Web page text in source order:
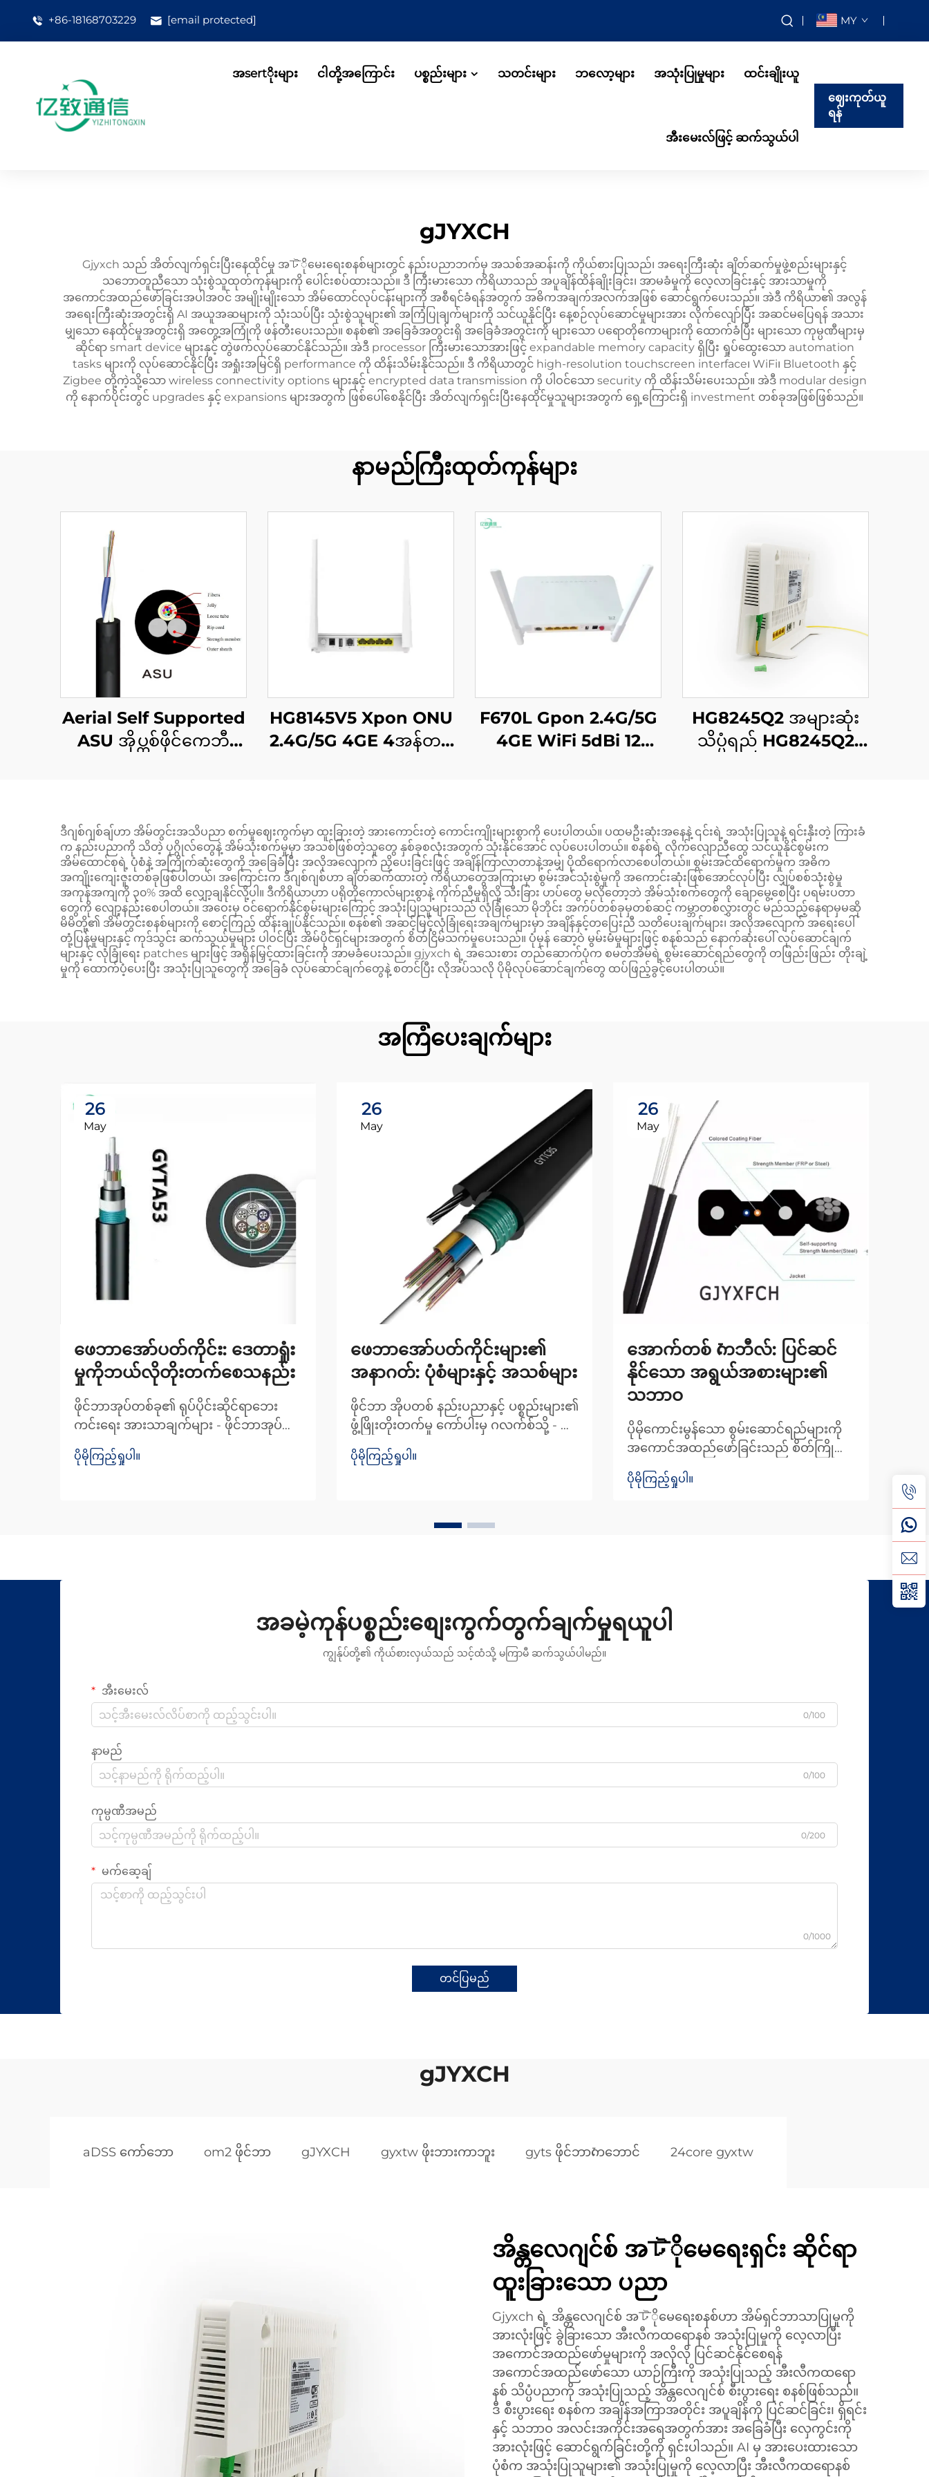
+86-18168703229 [email protected] MY
အsertိုးများ ငါတို့အကြောင်း ပစ္စည်းများ သတင်းများ ဘလော့များ အသုံးပြုမှုများ ထင်းချိုးယူ
အီးမေးလ်ဖြင့် ဆက်သွယ်ပါ
ဈေးကုတ်ယူ
ရန်
gJYXCH
Gjyxch သည် အိတ်လျက်ရှင်းပြီးနေထိုင်မှု အটိုမေးရေးစနစ်များတွင် နည်းပညာဘက်မှ အသစ်အဆန်းကို ကိုယ်စားပြုသည်၊ အရေးကြီးဆုံး ချိတ်ဆက်မှုဖွဲ့စည်းများနှင့်
သဘောတူညီသော သုံးစွဲသူထုတ်ကုန်များကို ပေါင်းစပ်ထားသည်။ ဒီ ကြီးမားသော ကိရိယာသည် အပူချိန်ထိန်ချိုးခြင်း၊ အာမခံမှုကို လေ့လာခြင်းနှင့် အားသာမှုကို
အကောင်အထည်ဖော်ခြင်းအပါအဝင် အမျိုးမျိုးသော အိမ်ထောင်လုပ်ငန်းများကို အစီရင်ခံရန်အတွက် အဓိကအချက်အလက်အဖြစ် ဆောင်ရွက်ပေးသည်။ အဲဒီ ကိရိယာ၏ အလွန်
အရေးကြီးဆုံးအတွင်းရှိ AI အယူအဆများကို သုံးသပ်ပြီး သုံးစွဲသူများ၏ အကြံပြုချက်များကို သင်ယူနိုင်ပြီး နေ့စဉ်လုပ်ဆောင်မှုများအား လိုက်လျော်ပြီး အဆင်မပြေရန် အသား
မျှသော နေထိုင်မှုအတွင်းရှိ အတွေ့အကြုံကို ဖန်တီးပေးသည်။ စနစ်၏ အခြေခံအတွင်းရှိ အခြေခံအတွင်းကို များသော ပရောတိုကောများကို ထောက်ခံပြီး များသော ကုမ္ပဏီများမှ
ဆိုင်ရာ smart device များနှင့် တွဲဖက်လုပ်ဆောင်နိုင်သည်။ အဲဒီ processor ကြီးမားသောအားဖြင့် expandable memory capacity ရှိပြီး ရှုပ်ထွေးသော automation
tasks များကို လုပ်ဆောင်နိုင်ပြီး အရှုံးအမြင်ရှိ performance ကို ထိန်းသိမ်းနိုင်သည်။ ဒီ ကိရိယာတွင် high-resolution touchscreen interface၊ WiFi၊ Bluetooth နှင့်
Zigbee တို့ကဲ့သို့သော wireless connectivity options များနှင့် encrypted data transmission ကို ပါဝင်သော security ကို ထိန်းသိမ်းပေးသည်။ အဲဒီ modular design
ကို နောက်ပိုင်းတွင် upgrades နှင့် expansions များအတွက် ဖြစ်ပေါ်စေနိုင်ပြီး အိတ်လျက်ရှင်းပြီးနေထိုင်မှုသူများအတွက် ရှေ့ကြောင်းရှိ investment တစ်ခုအဖြစ်ဖြစ်သည်။
နာမည်ကြီးထုတ်ကုန်များ
Aerial Self Supported
ASU အိုပ္တစ်ဖိုင်ကေဘီ
HG8145V5 Xpon ONU
2.4G/5G 4GE 4အန်တင်
F670L Gpon 2.4G/5G
4GE WiFi 5dBi 12
HG8245Q2 အများဆုံး
သိပ္ပံရည် HG8245Q2
ဒီဂျစ်ဂျစ်ချ်ဟာ အိမ်တွင်းအသိပညာ စက်မှုဈေးကွက်မှာ ထူးခြားတဲ့ အားကောင်းတဲ့ ကောင်းကျိုးများစွာကို ပေးပါတယ်။ ပထမဦးဆုံးအနေနဲ့ ၎င်းရဲ့ အသုံးပြုသူနဲ့ ရင်းနှီးတဲ့ ကြားခံ
က နည်းပညာကို သိတဲ့ ပုဂ္ဂိုလ်တွေနဲ့ အိမ်သုံးစက်မှုမှာ အသစ်ဖြစ်တဲ့သူတွေ နှစ်ခုစလုံးအတွက် သုံးနိုင်အောင် လုပ်ပေးပါတယ်။ စနစ်ရဲ့ လိုက်လျောညီထွေ သင်ယူနိုင်စွမ်းက
အိမ်ထောင်စုရဲ့ ပုံစံနဲ့ အကြိုက်ဆုံးတွေကို အခြေခံပြီး အလိုအလျောက် ညှိပေးခြင်းဖြင့် အချိန်ကြာလာတာနဲ့အမျှ ပိုထိရောက်လာစေပါတယ်။ စွမ်းအင်ထိရောက်မှုက အဓိက
အကျိုးကျေးဇူးတစ်ခုဖြစ်ပါတယ်၊ အကြောင်းက ဒီဂျစ်ဂျစ်ဟာ ချိတ်ဆက်ထားတဲ့ ကိရိယာတွေအကြားမှာ စွမ်းအင်သုံးစွဲမှုကို အကောင်းဆုံးဖြစ်အောင်လုပ်ပြီး လျှပ်စစ်သုံးစွဲမှု
အကုန်အကျကို ၃၀% အထိ လျှော့ချနိုင်လို့ပါ။ ဒီကိရိယာဟာ ပရိုတိုကောလ်များစွာနဲ့ ကိုက်ညီမှုရှိလို့ သီးခြား ဟပ်တွေ မလိုတော့ဘဲ အိမ်သုံးစက်တွေကို ချောမွေ့စေပြီး ပရမ်းပတာ
တွေကို လျော့နည်းစေပါတယ်။ အဝေးမှ ဝင်ရောက်နိုင်စွမ်းများကြောင့် အသုံးပြုသူများသည် လုံခြုံသော မိုဘိုင်း အက်ပ်တစ်ခုမှတစ်ဆင့် ကမ္ဘာတစ်လွှားတွင် မည်သည့်နေရာမှမဆို
မိမိတို့၏ အိမ်တွင်းစနစ်များကို စောင့်ကြည့် ထိန်းချုပ်နိုင်သည်။ စနစ်၏ အဆင့်မြင့်လုံခြုံရေးအချက်များမှာ အချိန်နှင့်တပြေးညီ သတိပေးချက်များ၊ အလိုအလျောက် အရေးပေါ်
တုံ့ပြန်မှုများနှင့် ကုဒ်သွင်း ဆက်သွယ်မှုများ ပါဝင်ပြီး အိမ်ပိုင်ရှင်များအတွက် စိတ်ငြိမ်သက်မှုပေးသည်။ ပုံမှန် ဆော့ဝဲ မွမ်းမံမှုများဖြင့် စနစ်သည် နောက်ဆုံးပေါ် လုပ်ဆောင်ချက်
များနှင့် လုံခြုံရေး patches များဖြင့် အရှိန်မြှင့်ထားခြင်းကို အာမခံပေးသည်။ gjyxch ရဲ့ အသေးစား တည်ဆောက်ပုံက စမတ်အိမ်ရဲ့ စွမ်းဆောင်ရည်တွေကို တဖြည်းဖြည်း တိုးချဲ့
မှုကို ထောက်ပံ့ပေးပြီး အသုံးပြုသူတွေကို အခြေခံ လုပ်ဆောင်ချက်တွေနဲ့ စတင်ပြီး လိုအပ်သလို ပိုမိုလုပ်ဆောင်ချက်တွေ ထပ်ဖြည့်ခွင့်ပေးပါတယ်။
အကြံပေးချက်များ
26
May
ဖေဘာအော်ပတ်ကိုင်း: ဒေတာရှုံး
မှုကိုဘယ်လိုတိုးတက်စေသနည်း
ဖိုင်ဘာအုပ်တစ်ခု၏ ရုပ်ပိုင်းဆိုင်ရာဘေး
ကင်းရေး အားသာချက်များ - ဖိုင်ဘာအုပ်
ဖမ်းယူနိုင်ခြင်း မရှိနိုင်သည့် ဒီဇိုင်း - ဖိုင်ဘာ
ပိုမိုကြည့်ရှုပါ။
26
May
ဖေဘာအော်ပတ်ကိုင်းများ၏
အနာဂတ်: ပုံစံများနှင့် အသစ်များ
ဖိုင်ဘာ အိုပတစ် နည်းပညာနှင့် ပစ္စည်းများ၏
ဖွံ့ဖြိုးတိုးတက်မှု ကော်ပါးမှ ဂလက်စ်သို့ - အ
ပါးဝါယာကြိုးများမှ ဖိုင်ဘာအိုပတစ်များသို့
ပိုမိုကြည့်ရှုပါ။
26
May
အောက်တစ် ကেဘီလ်: ပြင်ဆင်
နိုင်သော အရွယ်အစားများ၏
သဘာဝ
ပိုမိုကောင်းမွန်သော စွမ်းဆောင်ရည်များကို
အကောင်အထည်ဖော်ခြင်းသည် စိတ်ကြိုက်
ဆောင်ရည်ရှိသော အချက်အလက်များကို
များအတွက်...
ပိုမိုကြည့်ရှုပါ။
မြ
ရေ
မျ
ယုံက
ပါ
သေ
အခမဲ့ကုန်ပစ္စည်းစျေးကွက်တွက်ချက်မှုရယူပါ
ကျွန်ုပ်တို့၏ ကိုယ်စားလှယ်သည် သင့်ထံသို့ မကြာမီ ဆက်သွယ်ပါမည်။
အီးမေးလ်
0/100
နာမည်
0/100
ကုမ္ပဏီအမည်
0/200
မက်ဆေ့ချ်
0/1000
တင်ပြမည်
gJYXCH
aDSS ကော်ဘော om2 ဖိုင်ဘာ gJYXCH gyxtw ဖိုးဘားကာဘူး gyts ဖိုင်ဘာကেဘောင် 24core gyxtw
အိန္တလေဂျင်စ် အটိုမေရေးရှင်း ဆိုင်ရာ
ထူးခြားသော ပညာ
Gjyxch ရဲ့ အိန္တလေဂျင်စ် အটိုမေရေးစနစ်ဟာ အိမ်ရှင်ဘာသာပြုမှုကို
အားလုံးဖြင့် ခွဲခြားသော အီးလီကထရောနစ် အသုံးပြုမှုကို လေ့လာပြီး
အကောင်အထည်ဖော်မှုများကို အလိုလို ပြင်ဆင်နိုင်စေရန်
အကောင်အထည်ဖော်သော ယာဉ်ကြီးကို အသုံးပြုသည့် အီးလီကထရော
နစ် သိပ္ပံပညာကို အသုံးပြုသည့် အိန္တလေဂျင်စ် စီးပွားရေး စနစ်ဖြစ်သည်။
ဒီ စီးပွားရေး စနစ်က အချိန်အကြာအတိုင်း အပူချိန်ကို ပြင်ဆင်ခြင်း၊ ရှိရင်း
နှင့် သဘာဝ အလင်းအကိုင်းအရေအတွက်အား အခြေခံပြီး လှေကွင်းကို
အားလုံးဖြင့် ဆောင်ရွက်ခြင်းတို့ကို ရှင်းပါသည်။ AI မှ အားပေးထားသော
ပုံစံက အသုံးပြုသူများ၏ အသုံးပြုမှုကို လေ့လာပြီး အီးလီကထရောနစ်